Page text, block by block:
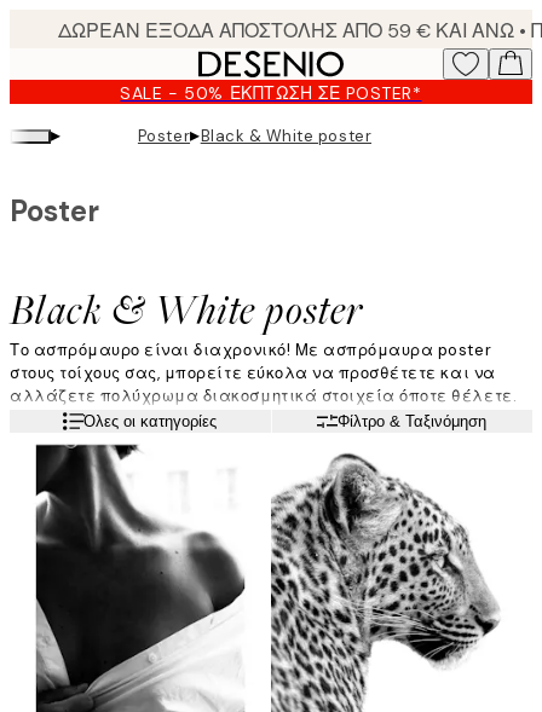
content.
SALE - 50% ΈΚΠΤΩΣΗ ΣΕ POSTER*
▸ Poster▸Black & White poster
Black & White poster
Poster
Το ασπρόμαυρο είναι διαχρονικό! Με ασπρόμαυρα poster
στους τοίχους σας, μπορείτε εύκολα να προσθέτετε και να
αλλάζετε πολύχρωμα διακοσμητικά στοιχεία όποτε θέλετε.
Έχουμε μια τεράστια γκάμα μονόχρωμων poster που
περιλαμβάνουν από φωτογραφική τέχνη έως graphic design
και όμορφες εικόνες της φύσης.
Διαβάστε περισσότερα
Όλες οι κατηγορίες Φίλτρο & Ταξινόμηση